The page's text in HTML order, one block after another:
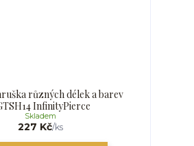
různých délek a barev
InfinityPierce
227 Kč/ks
Skladem